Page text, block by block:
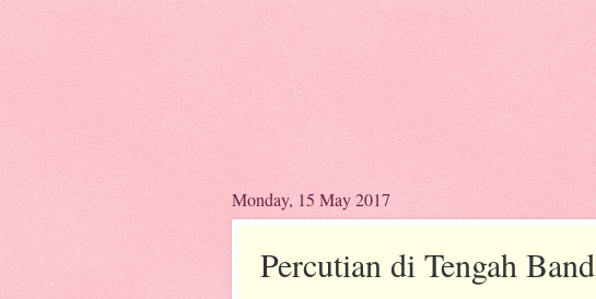
Monday, 15 May 2017
Percutian di Tengah